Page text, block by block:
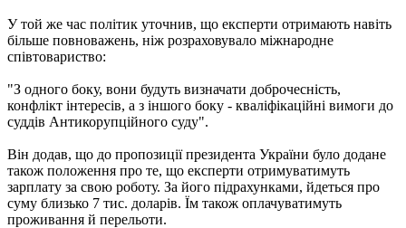
У той же час політик уточнив, що експерти отримають навіть
більше повноважень, ніж розраховувало міжнародне
співтовариство:
"З одного боку, вони будуть визначати доброчесність,
конфлікт інтересів, а з іншого боку - кваліфікаційні вимоги до
суддів Антикорупційного суду".
Він додав, що до пропозиції президента України було додане
також положення про те, що експерти отримуватимуть
зарплату за свою роботу. За його підрахунками, йдеться про
суму близько 7 тис. доларів. Їм також оплачуватимуть
проживання й перельоти.